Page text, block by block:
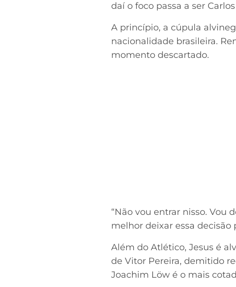
daí o foco passa a ser
A princípio, a cúpula
nacionalidade brasileira.
momento descartado.
“Não vou entrar nisso. Vou
melhor deixar essa decisão
Além do Atlético, Jesus é
de Vitor Pereira, demitido
Joachim Löw é o mais